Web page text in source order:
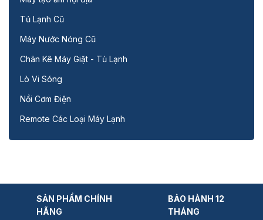
Tủ Lạnh Cũ
Máy Nước Nóng Cũ
Chân Kê Máy Giặt - Tủ Lạnh
Lò Vi Sóng
Nồi Cơm Điện
Remote Các Loại Máy Lạnh
SẢN PHẨM CHÍNH
HÃNG
BẢO HÀNH 12
THÁNG